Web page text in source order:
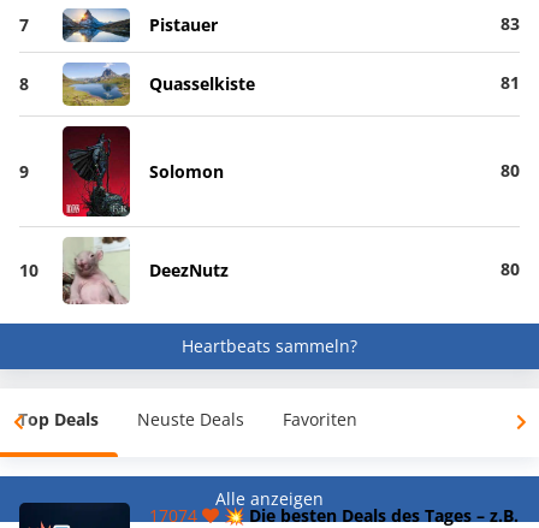
7 Pistauer 83
8 Quasselkiste 81
9 Solomon 80
10 DeezNutz 80
Heartbeats sammeln?
Top Deals Neuste Deals Favoriten
Alle anzeigen
17074
💥 Die besten Deals des Tages – z.B.